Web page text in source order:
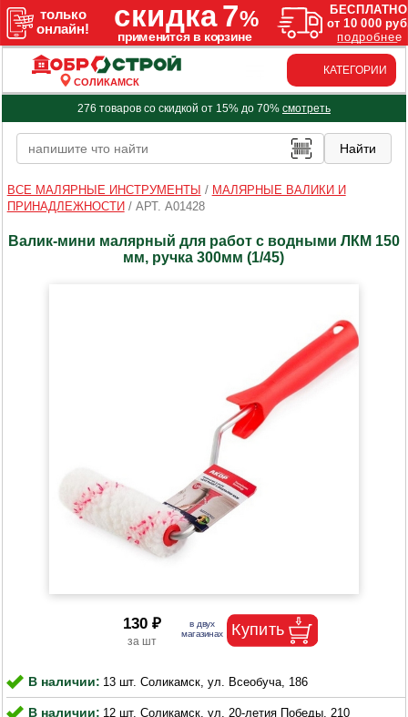
СОЛИКАМСК
КАТЕГОРИИ
276 товаров со скидкой от 15% до 70% смотреть
ВСЕ МАЛЯРНЫЕ ИНСТРУМЕНТЫ / МАЛЯРНЫЕ ВАЛИКИ И
ПРИНАДЛЕЖНОСТИ / АРТ. A01428
Валик-мини малярный для работ с водными ЛКМ 150
мм, ручка 300мм (1/45)
130 ₽
В наличии: 13 шт. Соликамск, ул. Всеобуча, 186
В наличии: 12 шт. Соликамск, ул. 20-летия Победы, 210